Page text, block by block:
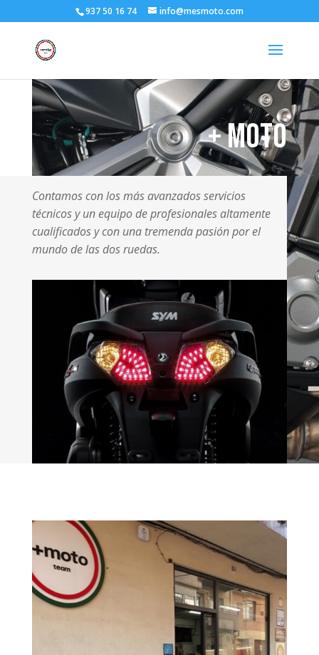
937 50 16 74 info@mesmoto.com
+ Moto
Contamos con los más avanzados servicios
técnicos y un equipo de profesionales altamente
cualificados y con una tremenda pasión por el
mundo de las dos ruedas.